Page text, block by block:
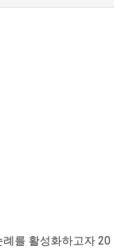
를 활성화하고자 20